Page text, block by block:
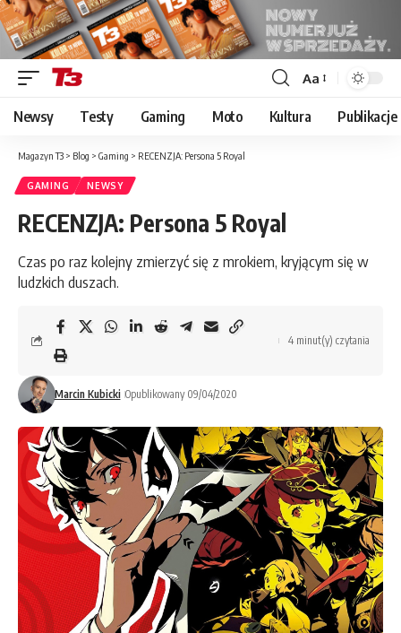
Font
Resizer
Aa
Newsy Testy Gaming Moto Kultura Publikacje
Magazyn T3 > Blog > Gaming > RECENZJA: Persona 5 Royal
GAMING NEWSY
RECENZJA: Persona 5 Royal
Czas po raz kolejny zmierzyć się z mrokiem, kryjącym się w
ludzkich duszach.
Marcin Kubicki Opublikowany 09/04/2020
4 minut(y) czytania